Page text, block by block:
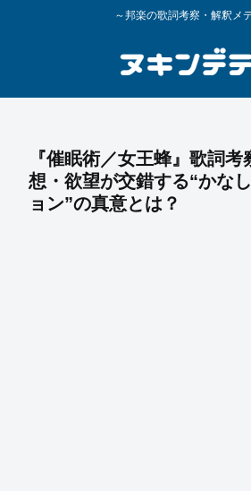
～邦楽の歌詞考察・解釈メ
『催眠術／女王蜂』歌詞
想・欲望が交錯する“かな
ョン”の真意とは？